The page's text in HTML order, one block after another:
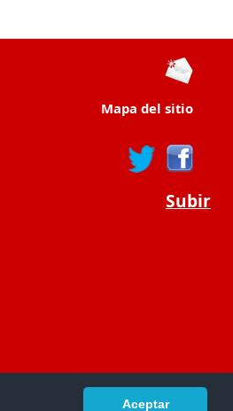
Aceptar
Mapa del sitio
Subir